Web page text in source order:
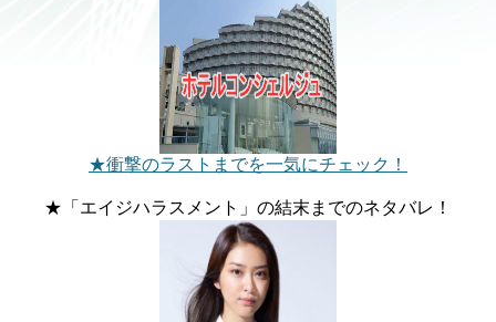
★衝撃のラストまでを一気にチェック！
★「エイジハラスメント」の結末までのネタバレ！